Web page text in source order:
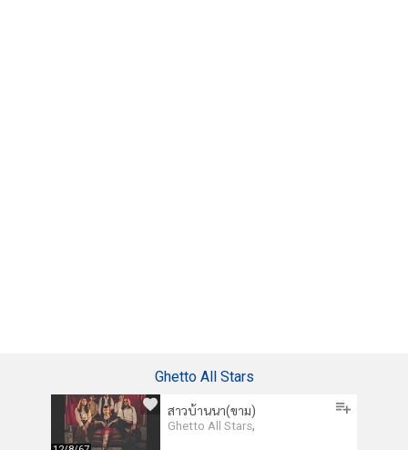
Ghetto All Stars
สาวบ้านนา(ขาม)
Ghetto All Stars,